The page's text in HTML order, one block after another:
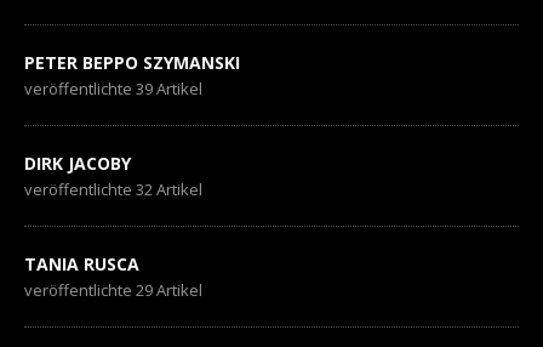
PETER BEPPO SZYMANSKI
veröffentlichte 39 Artikel
DIRK JACOBY
veröffentlichte 32 Artikel
TANIA RUSCA
veröffentlichte 29 Artikel